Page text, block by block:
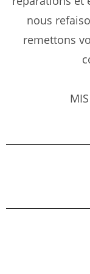
nous
remettons